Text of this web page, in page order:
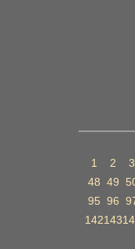
1 2 3
48 49
95 96
142143